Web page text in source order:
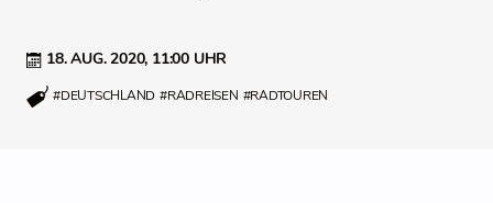
18. AUG. 2020, 11:00 UHR
#DEUTSCHLAND #RADREISEN #RADTOUREN